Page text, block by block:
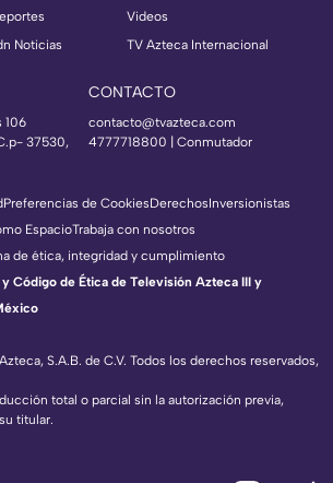
Noticias
Videos
TV Azteca Internacional
106
37530,
CONTACTO
contacto@tvazteca.com
4777718800 | Conmutador
S.A.B. de C.V. Todos los derechos reservados,
total o parcial sin la autorización previa,
titular.
Preferencias de CookiesDerechosInversionistas
EspacioTrabaja con nosotros
de ética, integridad y cumplimiento
Código de Ética de Televisión Azteca III y